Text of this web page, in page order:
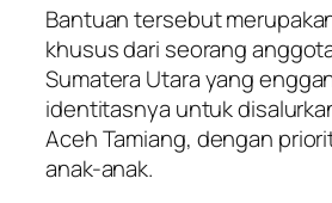
Bantuan tersebut
khusus dari seorang
Sumatera Utara yang
identitasnya untuk
Aceh Tamiang, dengan
anak-anak.